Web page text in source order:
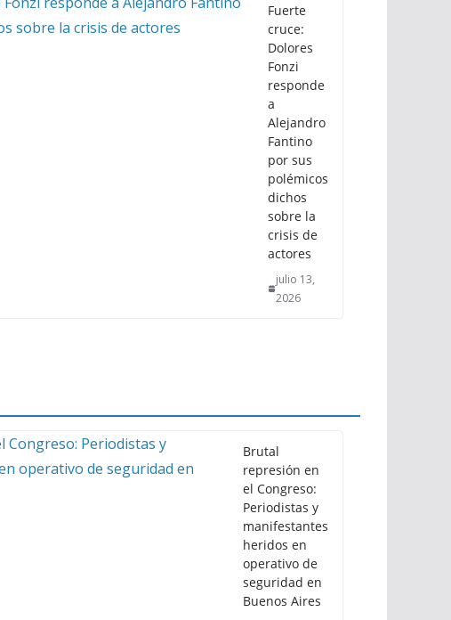
Fuerte
cruce:
Dolores
Fonzi
responde
a
Alejandro
Fantino
por sus
polémicos
dichos
sobre la
crisis de
actores
julio 13,
2026
Brutal
represión en
el Congreso:
Periodistas y
manifestantes
heridos en
operativo de
seguridad en
Buenos Aires